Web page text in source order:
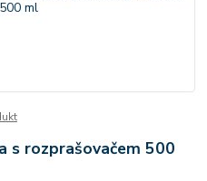
s rozprašovačem 500